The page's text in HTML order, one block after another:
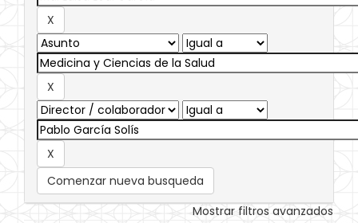
Comenzar nueva busqueda
Mostrar filtros avanzados